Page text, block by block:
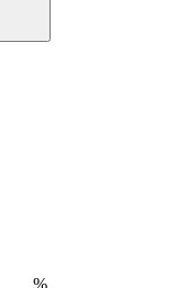
%